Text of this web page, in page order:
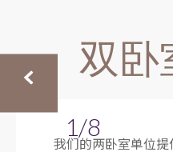
双卧
1/8
我们的两卧室单位提